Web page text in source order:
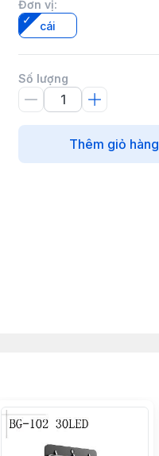
Đơn vị:
cái
Số lượng
Thêm giỏ hàng